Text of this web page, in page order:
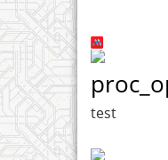
test